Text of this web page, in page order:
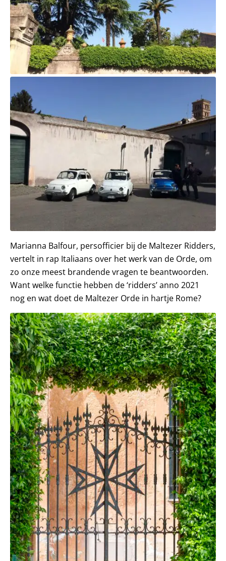
Marianna Balfour, persofficier bij de Maltezer Ridders,
vertelt in rap Italiaans over het werk van de Orde, om
zo onze meest brandende vragen te beantwoorden.
Want welke functie hebben de ‘ridders’ anno 2021
nog en wat doet de Maltezer Orde in hartje Rome?